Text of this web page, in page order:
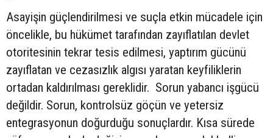
Asayişin güçlendirilmesi ve suçla etkin mücadele için
öncelikle, bu hükümet tarafından zayıflatılan devlet
otoritesinin tekrar tesis edilmesi, yaptırım gücünü
zayıflatan ve cezasızlık algısı yaratan keyfiliklerin
ortadan kaldırılması gereklidir. Sorun yabancı işgücü
değildir. Sorun, kontrolsüz göçün ve yetersiz
entegrasyonun doğurduğu sonuçlardır. Kısa sürede